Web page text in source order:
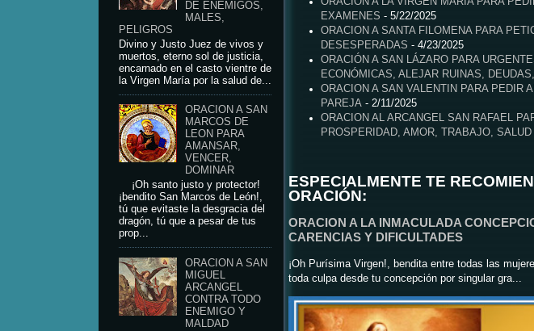
DE ENEMIGOS,
MALES,
PELIGROS
Divino y Justo Juez de vivos y
muertos, eterno sol de justicia,
encarnado en el casto vientre de
la Virgen María por la salud de...
ORACION A SAN
MARCOS DE
LEON PARA
AMANSAR,
VENCER,
DOMINAR
¡Oh santo justo y protector!
¡bendito San Marcos de León!,
tú que evitaste la desgracia del
dragón, tú que a pesar de tus
prop...
ORACION A SAN
MIGUEL
ARCANGEL
CONTRA TODO
ENEMIGO Y
MALDAD
EXAMENES - 5/22/2025
ORACION A SANTA FILOMENA PARA
DESESPERADAS - 4/23/2025
ORACIÓN A SAN LÁZARO PARA
ECONÓMICAS, ALEJAR RUINAS,
ORACION A SAN VALENTIN PARA PEDIR
PAREJA- 2/11/2025
ORACION AL ARCANGEL SAN RAFAEL
PROSPERIDAD, AMOR, TRABAJO, SALUD
ESPECIALMENTE TE
ORACIÓN:
ORACION A LA INMACULADA
CARENCIAS Y DIFICULTADES
¡Oh Purísima Virgen!, bendita entre todas las
toda culpa desde tu concepción por singular gra...